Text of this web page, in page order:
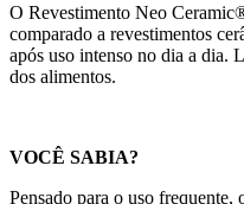
O Revestimento Neo
comparado a revestimentos
após uso intenso no dia a dia.
dos alimentos.
VOCÊ SABIA?
Pensado para o uso